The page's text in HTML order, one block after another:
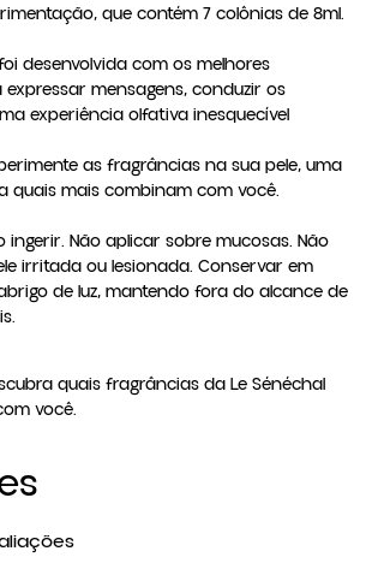
que contém 7 colônias de 8ml.
desenvolvida com os melhores
mensagens, conduzir os
experiência olfativa inesquecível
as fragrâncias na sua pele, uma
ingerir. Não aplicar sobre mucosas. Não
irritada ou lesionada. Conservar em
de luz, mantendo fora do alcance de
quais fragrâncias da Le Sénéchal
você.